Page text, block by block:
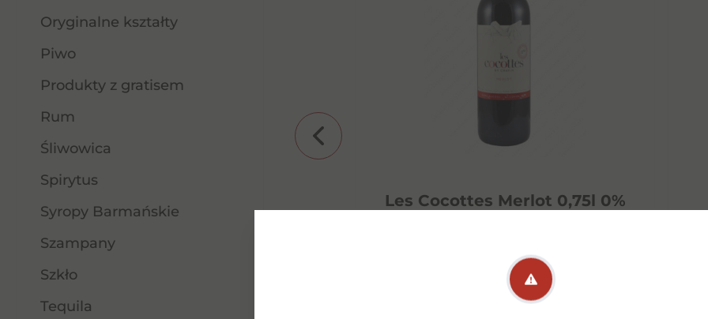
Oryginalne kształty
Piwo
Produkty z gratisem
Rum
Śliwowica
Spirytus
Syropy Barmańskie
Szampany
Szkło
Tequila
The Very Cautions One Shiraz
Les Cocottes Merlot 0,75l 0%
33,00zł